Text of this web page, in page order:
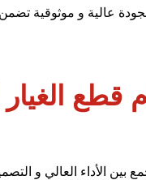
عالية و موثوقية
الغيار
بين الأداء العالي و